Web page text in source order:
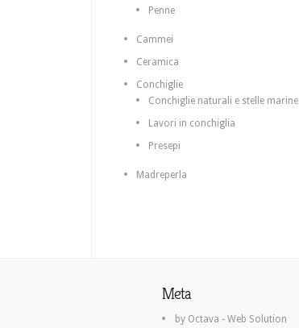
Penne
Cammei
Ceramica
Conchiglie
Conchiglie naturali e stelle marine
Lavori in conchiglia
Presepi
Madreperla
Meta
by Octava - Web Solution